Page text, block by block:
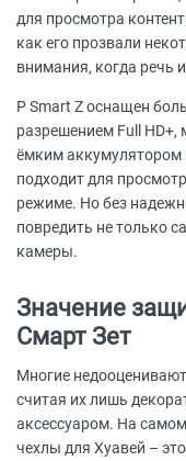
для просмотра
как его прозвали
внимания, когда речь
P Smart Z оснащен
разрешением Full
ёмким аккумулятором
подходит для
режиме. Но без
повредить не только
камеры.
Значение
Смарт Зет
Многие
считая их лишь
аксессуаром. На
чехлы для Хуавей –